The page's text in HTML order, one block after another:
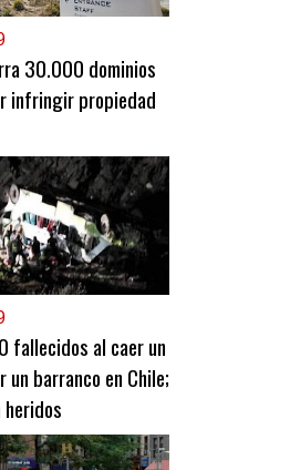
30.000 dominios
infringir propiedad
fallecidos al caer un
un barranco en Chile;